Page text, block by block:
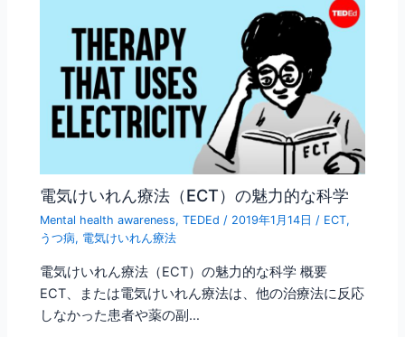
電気けいれん療法（ECT）の魅力的な科学
Mental health awareness,TEDEd / 2019年1月14日/ ECT,
うつ病, 電気けいれん療法
電気けいれん療法（ECT）の魅力的な科学 概要
ECT、または電気けいれん療法は、他の治療法に反応
しなかった患者や薬の副…